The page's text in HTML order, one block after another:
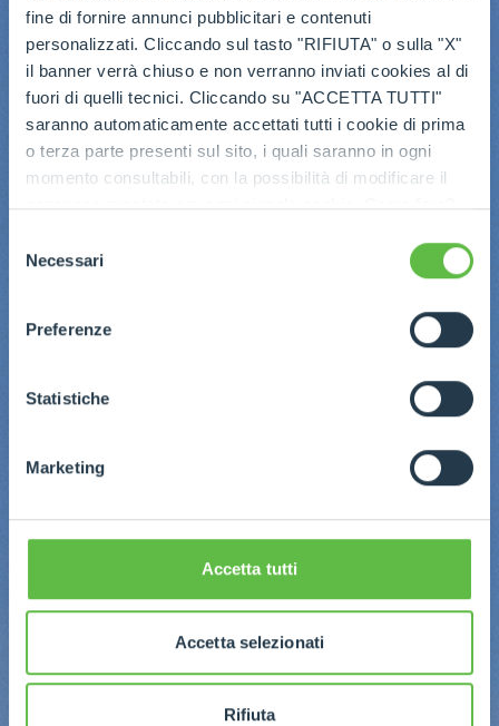
fine di fornire annunci pubblicitari e contenuti
personalizzati. Cliccando sul tasto "RIFIUTA" o sulla "X"
il banner verrà chiuso e non verranno inviati cookies al di
fuori di quelli tecnici. Cliccando su "ACCETTA TUTTI"
saranno automaticamente accettati tutti i cookie di prima
o terza parte presenti sul sito, i quali saranno in ogni
momento consultabili, con la possibilità di modificare il
consenso prestato per ogni singolo cookie. Come fare?
ogni pagina, selezionare "Modifichi il suo consenso" e
dell'informativa completa nel footer presente in ogni
pagina. Per esercitare i diritti riconosciuti all'interessato ai
GDPR abbiamo predisposto una
apposita procedura.
delNecessari
Preferenze
Statistiche
Marketing
Accetta tutti
Accetta selezionati
Rifiuta